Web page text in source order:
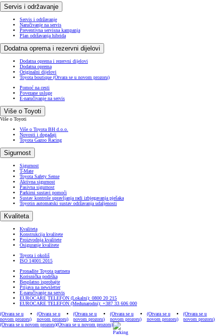
Servis i održavanje
Servis i održavanje
Naručivanje na servis
Preventivna servisna kampanja
Plan održavanja hibrida
Dodatna oprema i rezervni dijelovi
Dodatna oprema i rezervni dijelovi
Dodatna oprema
Originalni dijelovi
Toyota boutique (Otvara se u novom prozoru)
Pomoć na cesti
Povezane usluge
E-naručivanje na servis
Više o Toyoti
Više o Toyoti
Više o Toyota BH d.o.o.
Novosti i događaji
Toyota Gazoo Racing
Sigurnost
Sigurnost
T-Mate
Toyota Safety Sense
Aktivna sigurnost
Pasivna sigurnost
Parkirni sustavi pomoći
Sustav kontrole upravljanja radi izbjegavanja pješaka
Toyotin automatski sustav održavanja udaljenosti
Kvaliteta
Kvaliteta
Konstrukcija kvalitete
Proizvodnja kvalitete
Osiguranje kvalitete
Toyota i okoliš
ISO 14001:2015
Pronađite Toyota partnera
Korisnička podrška
Besplatno isprobajte
Prijava na newsletter
E-naručivanje na servis
EUROCARE TELEFON (Lokalni): 0800 20 215
EUROCARE TELEFON (Međunarodni): +387 33 606 000
(Otvara se u
novom prozoru)
(Otvara se u
novom prozoru)
(Otvara se u
novom prozoru)
(Otvara se u
novom prozoru)
(Otvara se u
novom prozoru)
(Otvara se u
novom prozoru)
(Otvara se u novom prozoru)(Otvara se u novom prozoru)